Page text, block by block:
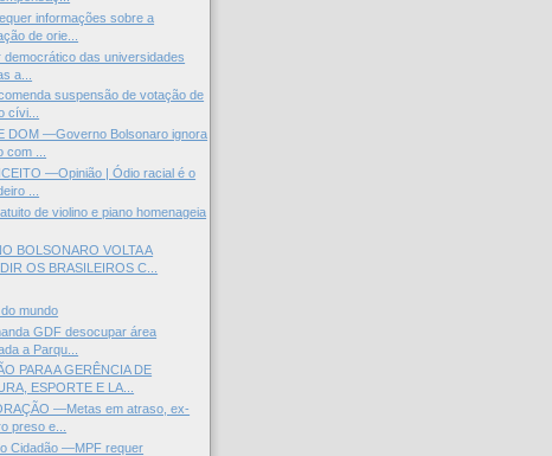
informações sobre a
de orie...
democrático das universidades
a...
suspensão de votação de
cívi...
DOM —Governo Bolsonaro ignora
com ...
—Opinião | Ódio racial é o
...
de violino e piano homenageia
BOLSONARO VOLTA A
OS BRASILEIROS C...
mundo
GDF desocupar área
a Parqu...
PARA A GERÊNCIA DE
ESPORTE E LA...
—Metas em atraso, ex-
preso e...
Cidadão —MPF requer